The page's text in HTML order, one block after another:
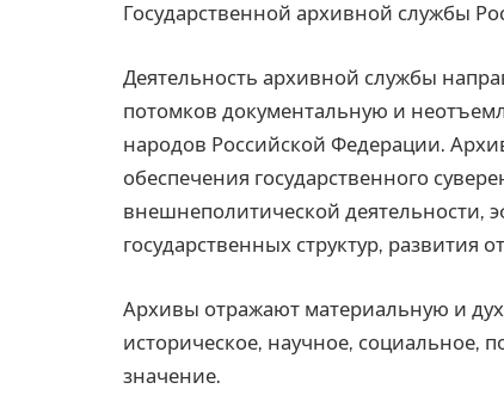
Государственной архивной службы
Деятельность архивной службы
потомков документальную и
народов Российской Федерации.
обеспечения государственного
внешнеполитической деятельности,
государственных структур, развития
Архивы отражают материальную и
историческое, научное, социальное,
значение.